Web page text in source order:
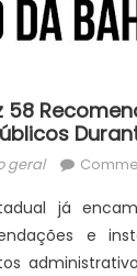
58
geral
já
e